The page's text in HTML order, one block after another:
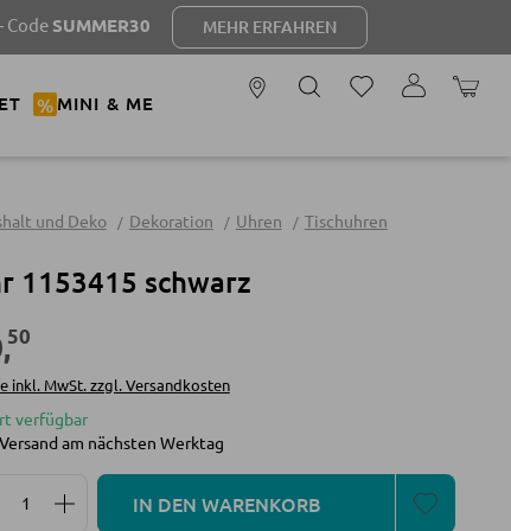
SUMMER30 MEHR ERFAHREN
% MINI & ME
und Deko Dekoration Uhren Tischuhren
1153415 schwarz
,50
inkl. MwSt. zzgl. Versandkosten
verfügbar
Versand am nächsten Werktag
Produkt Anzahl: Gib den gewünschten Wert ein
IN DEN WARENKORB